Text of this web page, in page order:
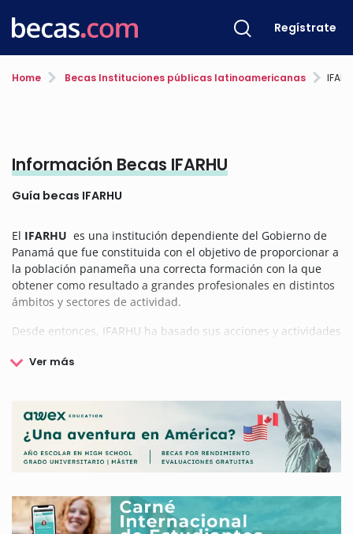
Regístrate
Home Becas Instituciones públicas latinoamericanas
Información Becas IFARHU
Guía becas IFARHU
El IFARHU es una institución dependiente del Gobierno de
Panamá que fue constituida con el objetivo de proporcionar a
la población panameña una correcta formación con la que
obtener como resultado a grandes profesionales en distintos
ámbitos y sectores de actividad.
Desde entonces, IFARHU ha basado sus acciones y actividades
Social y Político, obteniendo como resultado un equilibrio
La principal misión de IFARHU se basa en la formación y el
aprovechamiento del capital humano mediante el desarrollo
de numerosos programas y proyectos entre los que cabe citar
la convocatoria de Becas tanto a nivel nacional como
internacional, que pretenden facilitar a la población
panameña el desarrollo de distintos estudios y formaciones
que les otorguen los conocimientos y herramientas
necesarias para desarrollar su actividad laboral en la